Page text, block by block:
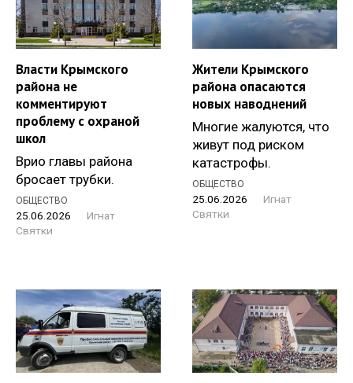
Власти Крымского
района не
комментируют
проблему с охраной
школ
Врио главы района
бросает трубки.
ОБЩЕСТВО
25.06.2026
Игнат
Святки
Жители Крымского
района опасаются
новых наводнений
Многие жалуются, что
живут под риском
катастрофы.
ОБЩЕСТВО
25.06.2026
Игнат
Святки